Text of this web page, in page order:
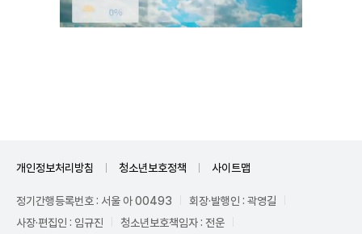
개인정보처리방침 청소년보호정책 사이트맵
정기간행등록번호 : 서울 아 00493
회장·발행인 : 곽영길
사장·편집인 : 임규진
청소년보호책임자 : 전운